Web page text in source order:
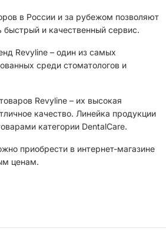
в России и за рубежом позволяют
быстрый и качественный сервис.
Revyline – один из самых
среди стоматологов и
Revyline – их высокая
качество. Линейка продукции
категории DentalCare.
приобрести в интернет-магазине
ценам.